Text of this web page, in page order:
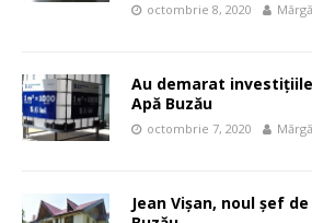
octombrie 8, 2020
Au demarat
Apă Buzău
octombrie 7, 2020
Jean Vișan, noul șef